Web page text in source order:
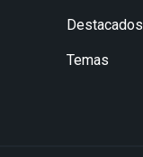
Destacados
Temas